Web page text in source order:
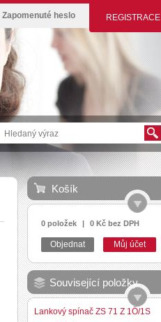
REGISTRACE
Zapomenuté heslo
Košík
0 položek | 0 Kč bez DPH
Objednat Můj účet
Související položky
Lankový spínač ZS 71 Z 1Ö/1S